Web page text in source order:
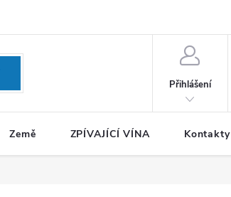
Přihlášení
Země ZPÍVAJÍCÍ VÍNA Kontakty